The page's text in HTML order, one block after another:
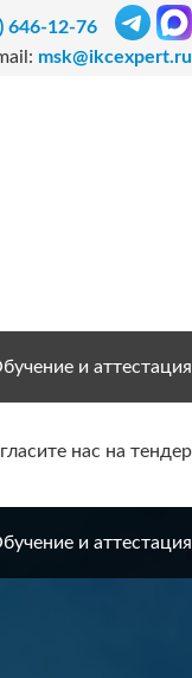
646-12-76
msk@ikcexpert.ru
и аттестация
нас на тендер
и аттестация